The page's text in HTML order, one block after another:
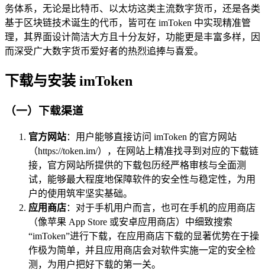
务体系，无论是比特币、以太坊这类主流数字货币，还是各类
基于区块链技术诞生的代币，皆可在 imToken 中实现精准管
理，其界面设计简洁大方且十分友好，功能更是丰富多样，因
而深受广大数字货币爱好者的热烈追捧与喜爱。
下载与安装 imToken
（一）下载渠道
官方网站：用户能够直接访问 imToken 的官方网站
（https://token.im/），在网站上精准找寻到对应的下载链
接，官方网站所提供的下载包历经严格审核与全面测
试，能够最大程度地保障软件的安全性与稳定性，为用
户的使用筑牢坚实基础。
应用商店：对于手机用户而言，也可在手机的应用商店
（像苹果 App Store 或安卓应用商店）中细致搜索
“imToken”进行下载，在应用商店下载的显著优势在于操
作极为简单，并且应用商店会对软件实施一定的安全检
测，为用户把好下载的第一关。